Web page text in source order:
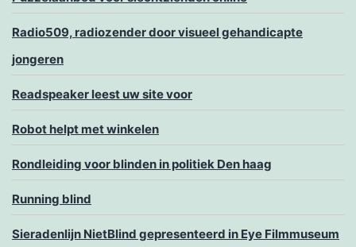
Radio509, radiozender door visueel gehandicapte
jongeren
Readspeaker leest uw site voor
Robot helpt met winkelen
Rondleiding voor blinden in politiek Den haag
Running blind
Sieradenlijn NietBlind gepresenteerd in Eye Filmmuseum